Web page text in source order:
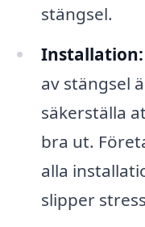
stängsel.
Installation:
av stängsel
säkerställa
bra ut.
alla
slipper